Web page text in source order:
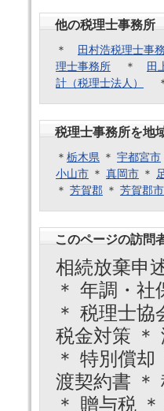
他の税理士事務所
＊ 田村浩税理士事
理士事務所 ＊ 田
計（税理士法人）
税理士事務所を地
＊ 栃木県 ＊ 宇都宮市
小山市 ＊ 真岡市 ＊
＊ 芳賀郡 ＊ 芳賀郡市
このページの訪問
相続放棄申
＊ 年調・
＊ 税理士
税金対策 ＊
＊ 特別償
渡契約書 ＊
＊ 贈与税